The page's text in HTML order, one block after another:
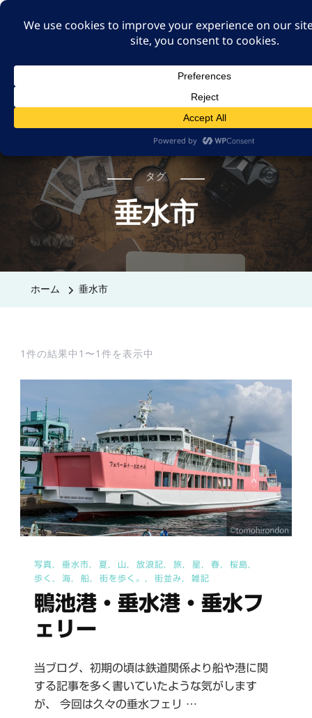
A GUT FEELING 7TH
身近な旅の記録や記憶、たまには思ったことも残そ
タグ
垂水市
ホーム 垂水市
1件の結果中1〜1件を表示中
写真 垂水市 夏 山 放浪記 旅 星 春
桜島
歩く
海 船 街を歩く。 街並み 雑記
鴨池港・垂水港・垂水フ
ェリー
当ブログ、初期の頃は鉄道関係より船や港に関
する記事を多く書いていたような気がします
が、 今回は久々の垂水フェリ …